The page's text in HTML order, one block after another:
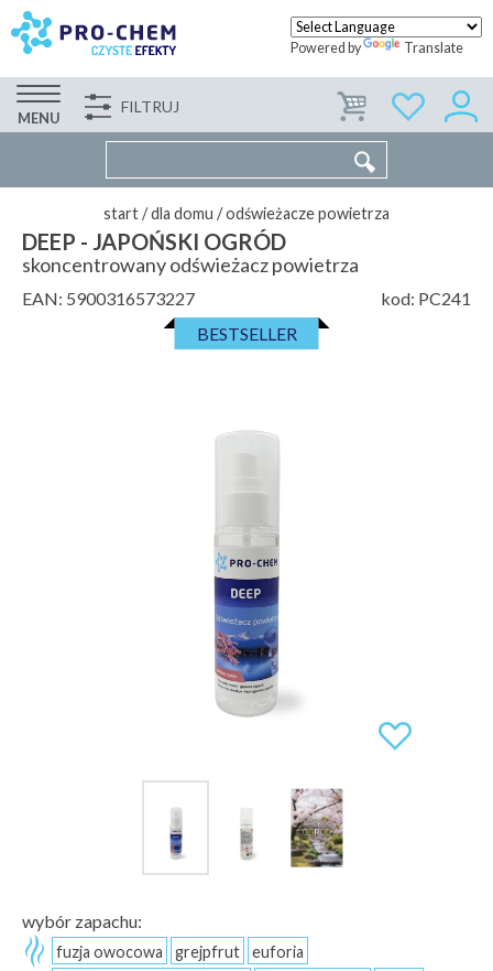
Powered by Translate
MENU
FILTRUJ WSPÓŁPRACA KONTAKT
start/dla domu /odświeżacze powietrza
DEEP - JAPOŃSKI OGRÓD
skoncentrowany odświeżacz powietrza
EAN: 5900316573227 kod: PC241
BESTSELLER
wybór zapachu:
fuzja owocowa grejpfrut
euforia